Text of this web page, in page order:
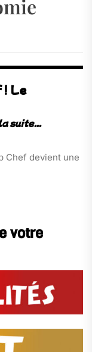
! Le
Chef devient une
votre